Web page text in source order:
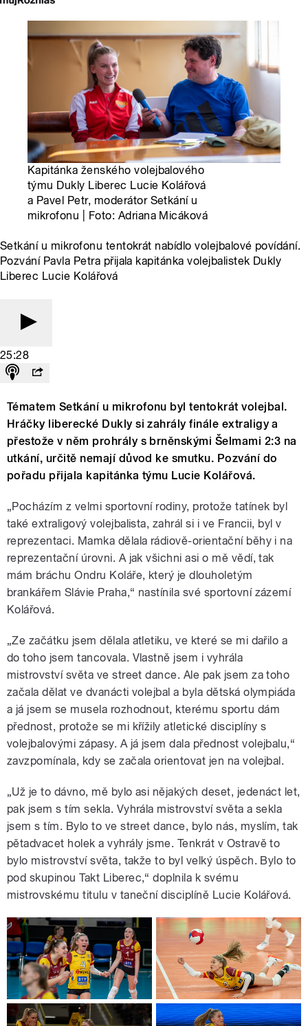
Kapitánka ženského volejbalového
týmu Dukly Liberec Lucie Kolářová
a Pavel Petr, moderátor Setkání u
mikrofonu | Foto: Adriana Micáková
Setkání u mikrofonu tentokrát nabídlo volejbalové povídání.
Pozvání Pavla Petra přijala kapitánka volejbalistek Dukly
Liberec Lucie Kolářová
25:28
Tématem Setkání u mikrofonu byl tentokrát volejbal.
Hráčky liberecké Dukly si zahrály finále extraligy a
přestože v něm prohrály s brněnskými Šelmami 2:3 na
utkání, určitě nemají důvod ke smutku. Pozvání do
pořadu přijala kapitánka týmu Lucie Kolářová.
„Pocházím z velmi sportovní rodiny, protože tatínek byl
také extraligový volejbalista, zahrál si i ve Francii, byl v
reprezentaci. Mamka dělala rádiově-orientační běhy i na
reprezentační úrovni. A jak všichni asi o mě vědí, tak
mám bráchu Ondru Koláře, který je dlouholetým
brankářem Slávie Praha,“ nastínila své sportovní zázemí
Kolářová.
„Ze začátku jsem dělala atletiku, ve které se mi dařilo a
do toho jsem tancovala. Vlastně jsem i vyhrála
mistrovství světa ve street dance. Ale pak jsem za toho
začala dělat ve dvanácti volejbal a byla dětská olympiáda
a já jsem se musela rozhodnout, kterému sportu dám
přednost, protože se mi křížily atletické disciplíny s
volejbalovými zápasy. A já jsem dala přednost volejbalu,“
zavzpomínala, kdy se začala orientovat jen na volejbal.
„Už je to dávno, mě bylo asi nějakých deset, jedenáct let,
pak jsem s tím sekla. Vyhrála mistrovství světa a sekla
jsem s tím. Bylo to ve street dance, bylo nás, myslím, tak
pětadvacet holek a vyhrály jsme. Tenkrát v Ostravě to
bylo mistrovství světa, takže to byl velký úspěch. Bylo to
pod skupinou Takt Liberec,“ doplnila k svému
mistrovskému titulu v taneční disciplíně Lucie Kolářová.